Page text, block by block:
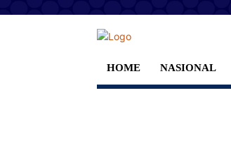
HOME NASIONAL